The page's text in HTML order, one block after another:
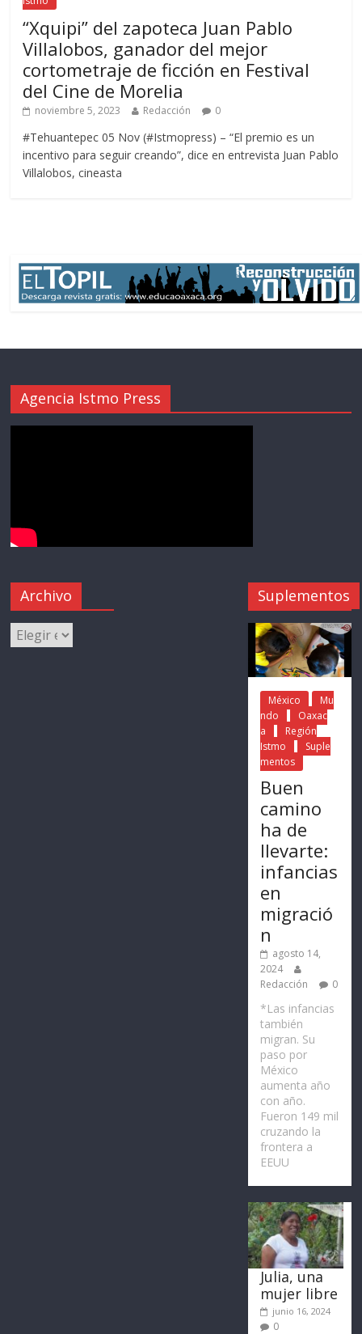
“Xquipi” del zapoteca Juan Pablo
Villalobos, ganador del mejor
cortometraje de ficción en Festival
del Cine de Morelia
noviembre 5, 2023 Redacción 0
#Tehuantepec 05 Nov (#Istmopress) – “El premio es un
incentivo para seguir creando”, dice en entrevista Juan Pablo
Villalobos, cineasta
Agencia Istmo Press
Archivo Suplementos
México
Mu
ndo
Oaxac
a
Región
Istmo
Suple
mentos
Buen
camino
ha de
llevarte:
infancias
en
migració
n
agosto 14,
2024
Redacción
0
*Las infancias
también
migran. Su
paso por
México
aumenta año
con año.
Fueron 149 mil
cruzando la
frontera a
EEUU
Julia, una
mujer libre
junio 16, 2024
0